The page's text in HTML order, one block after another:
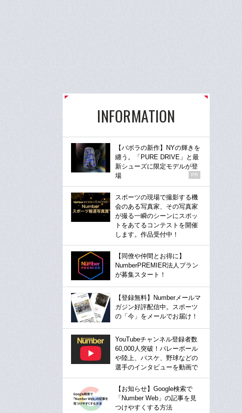
INFORMATION
【バボラの新作】NYの輝きを
纏う。「PURE DRIVE」と最
新シューズに限定モデルが登
場
PR
スポーツの現場で撮影する機
会のある写真家、その写真家
が撮る一瞬のシーンにスポッ
トをあてるコンテストを開催
します。作品受付中！
【同僚や仲間とお得に】
NumberPREMIER法人プラン
が募集スタート！
【登録無料】Numberメールマ
ガジン好評配信中。スポーツ
の「今」をメールでお届け！
YouTubeチャンネル登録者数
60,000人突破！バレーボール
や陸上、バスケ、野球などの
選手のインタビューを動画で
【お知らせ】Google検索で
「Number Web」の記事を見
つけやすくする方法